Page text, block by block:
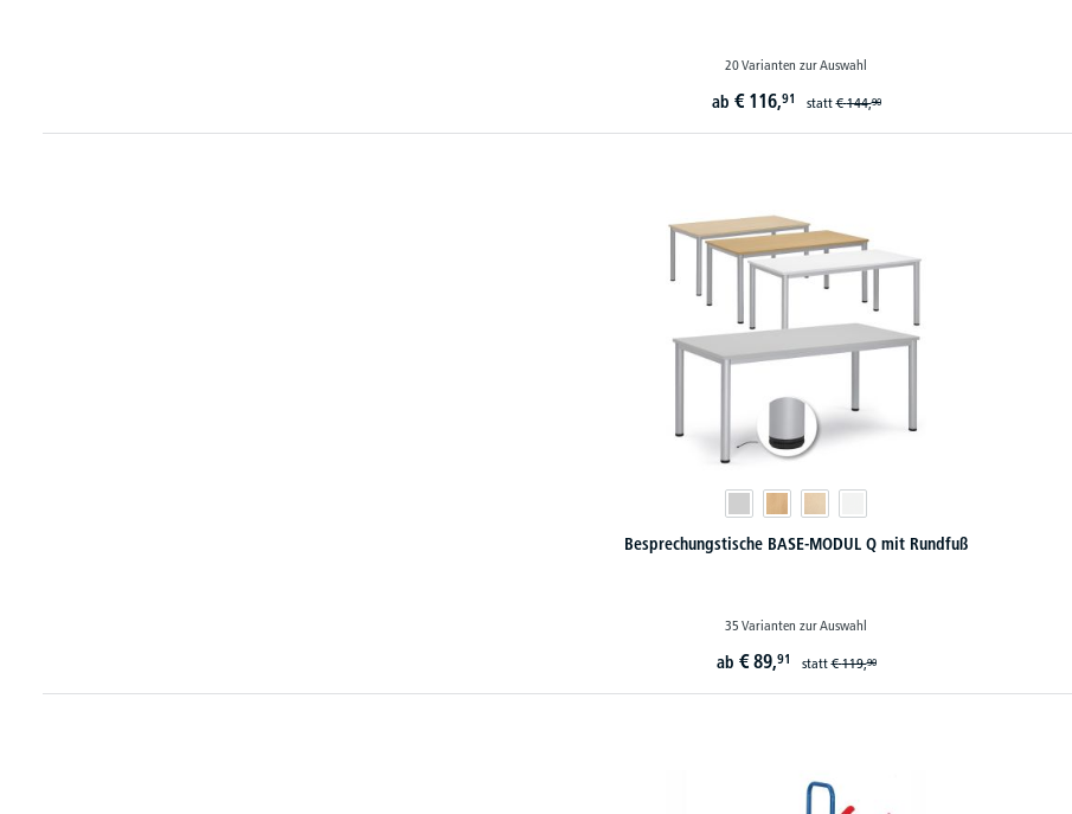
20 Varianten zur Auswahl
ab € 116,91 statt€ 144,90
Besprechungstische BASE-MODUL Q mit Rundfuß
35 Varianten zur Auswahl
ab € 89,91 statt€ 119,90